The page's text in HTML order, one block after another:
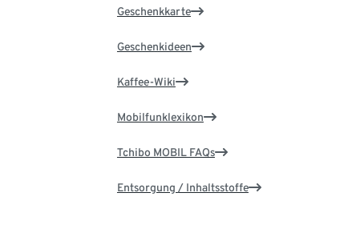
Geschenkkarte
Geschenkideen
Kaffee-Wiki
Mobilfunklexikon
Tchibo MOBIL FAQs
Entsorgung / Inhaltsstoffe